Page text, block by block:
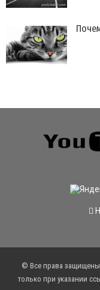
© Все права
только при указании